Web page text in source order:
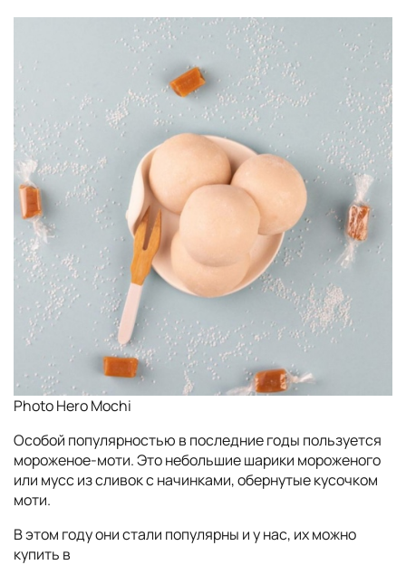
Photo Hero Mochi
Особой популярностью в последние годы пользуется
мороженое-моти. Это небольшие шарики мороженого
или мусс из сливок с начинками, обернутые кусочком
моти.
В этом году они стали популярны и у нас, их можно
купить в